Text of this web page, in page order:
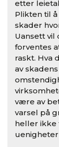
etter
Plikten til
skader
Uansett
forventes
raskt. Hva
av
være av
varsel på
heller ikke